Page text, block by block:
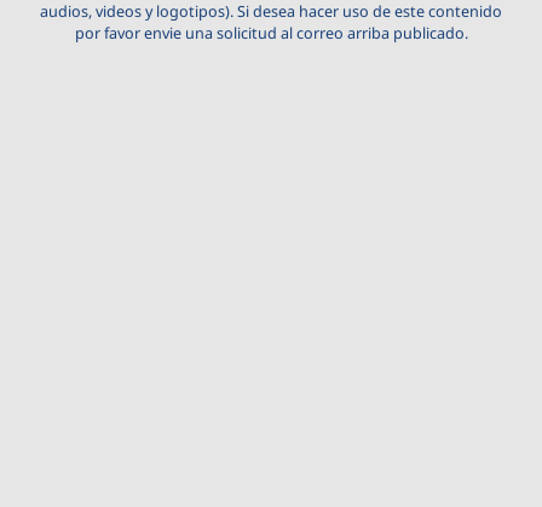
audios, videos y logotipos). Si desea hacer uso de este contenido
por favor envie una solicitud al correo arriba publicado.